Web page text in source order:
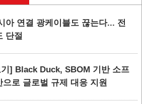
아 연결 광케이블도 끊는다... 전
단절
] Black Duck, SBOM 기반 소프
로 글로벌 규제 대응 지원